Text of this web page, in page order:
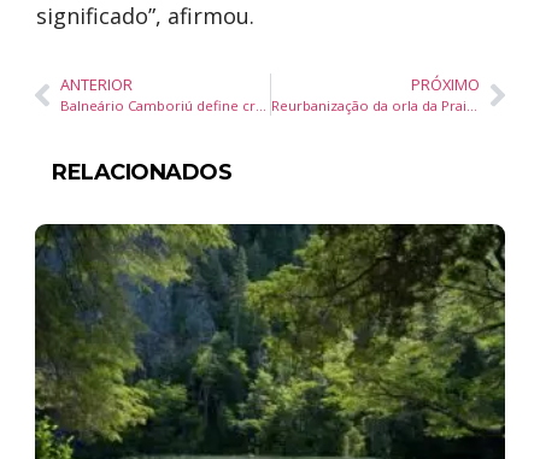
significado”, afirmou.
ANTERIOR
Balneário Camboriú define cronograma para revisão da Lei de Microzoneamento com votação em novembro
PRÓXIMO
Reurbanização da orla da Praia Central de Balneário Camboriú avança com obras de infraestrutura e muro de proteção costeira
RELACIONADOS